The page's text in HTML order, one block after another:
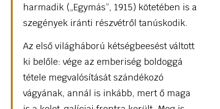
harmadik („Egymás”, 1915) kötetében is a
szegények iránti részvétről tanúskodik.
Az első világháború kétségbeesést váltott
ki belőle: vége az emberiség boldoggá
tétele megvalósítását szándékozó
vágyának, annál is inkább, mert ő maga